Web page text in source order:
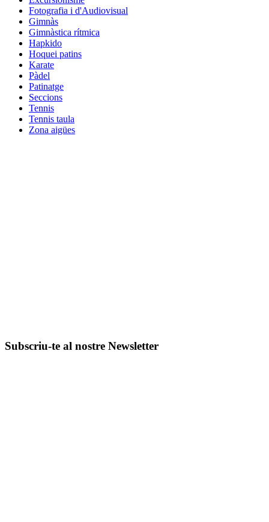
Fotografia i d'Audiovisual
Gimnàs
Gimnàstica rítmica
Hapkido
Hoquei patins
Karate
Pàdel
Patinatge
Seccions
Tennis
Tennis taula
Zona aigües
Subscriu-te al nostre Newsletter